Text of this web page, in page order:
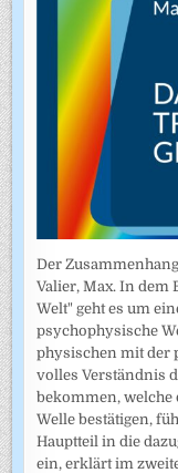
Der
Valier, Max. In dem
Welt" geht es um
psychophysische
physischen mit der
volles Verständnis
bekommen, welche
Welle bestätigen,
Hauptteil in die
ein, erklärt im